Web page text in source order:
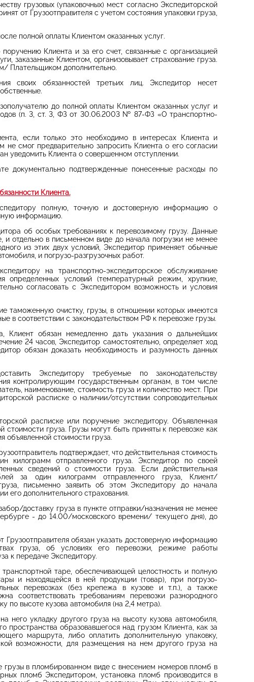
грузовых (упаковочных) мест согласно Экспедиторской
от Грузоотправителя с учетом состояния упаковки груза,
полной оплаты Клиентом оказанных услуг.
Клиента и за его счет, связанные с организацией
заказанные Клиентом, организовывает страхование груза.
Плательщиком дополнительно.
своих обязанностей третьих лиц. Экспедитор несет
до полной оплаты Клиентом оказанных услуг и
(п. 3, ст. 3, ФЗ от 30.06.2003 № 87-ФЗ «О транспортно-
если только это необходимо в интересах Клиента и
не смог предварительно запросить Клиента о его согласии
уведомить Клиента о совершенном отступлении.
документально подтвержденные понесенные расходы по
Клиента.
полную, точную и достоверную информацию о
информацию.
об особых требованиях к перевозимому грузу. Данные
отдельно в письменном виде до начала погрузки не менее
из этих двух условий, Экспедитор применяет обычные
и погрузо-разгрузочных работ.
на транспортно-экспедиторское обслуживание
определенных условий (температурный режим, хрупкие,
согласовать с Экспедитором возможность и условия
таможенную очистку, грузы, в отношении которых имеются
в соответствии с законодательством РФ к перевозке грузы.
Клиент обязан немедленно дать указания о дальнейших
24 часов, Экспедитор самостоятельно, определяет ход
обязан доказать необходимость и разумность данных
Экспедитору требуемые по законодательству
контролирующим государственным органам, в том числе
наименование, стоимость груза и количество мест. При
расписке о наличии/отсутствии сопроводительных
расписке или поручение экспедитору. Объявленная
груза. Грузы могут быть приняты к перевозке как
объявленной стоимости груза.
подтверждает, что действительная стоимость
килограмм отправленного груза. Экспедитор по своей
сведений о стоимости груза. Если действительная
за один килограмм отправленного груза, Клиент/
письменно заявить об этом Экспедитору до начала
его дополнительного страхования.
доставку груза в пункте отправки/назначения не менее
- до 14.00/московского времени/ текущего дня), до
Грузоотправителя обязан указать достоверную информацию
груза, об условиях его перевозки, режиме работы
к передаче Экспедитору.
транспортной таре, обеспечивающей целостность и полную
и находящейся в ней продукции (товар), при погрузо-
перевозках (без крепежа в кузове и т.п.), а также
соответствовать требованиям перевозки разнородного
по высоте кузова автомобиля (на 2,4 метра).
него укладку другого груза на высоту кузова автомобиля,
пространства образовавшегося над грузом Клиента, как за
маршрута, либо оплатить дополнительную упаковку,
возможности, для размещения на нем другого груза на
грузы в пломбированном виде с внесением номеров пломб в
пломб Экспедитором, установка пломб производится в